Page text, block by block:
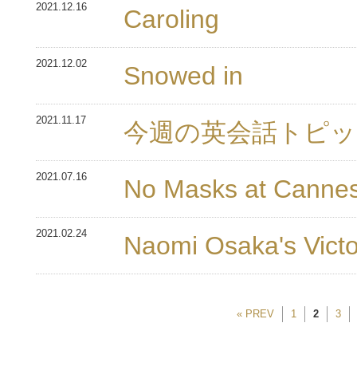
2021.12.16 Caroling
2021.12.02 Snowed in
2021.11.17 今週の英会話トピ
2021.07.16 No Masks at
2021.02.24 Naomi Osaka's
« PREV 1 2 3